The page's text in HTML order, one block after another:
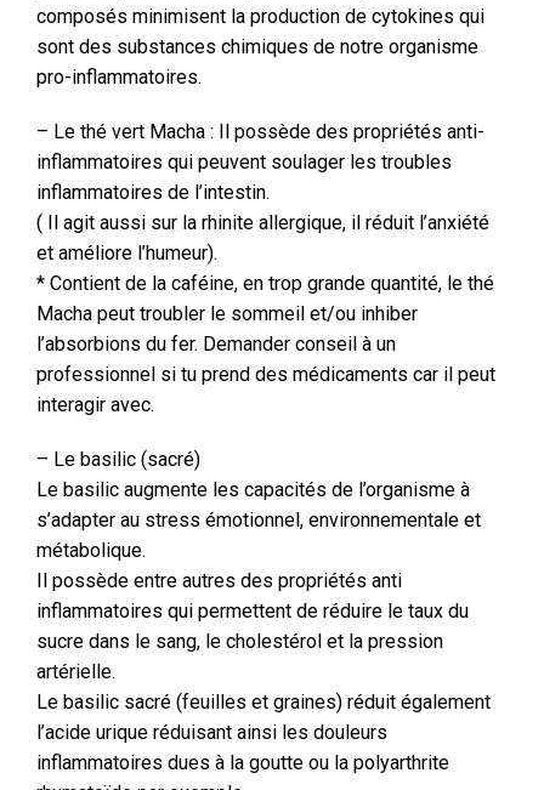
composés minimisent la production de cytokines qui
sont des substances chimiques de notre organisme
pro-inflammatoires.
– Le thé vert Macha : Il possède des propriétés anti-
inflammatoires qui peuvent soulager les troubles
inflammatoires de l’intestin.
( Il agit aussi sur la rhinite allergique, il réduit l’anxiété
et améliore l’humeur).
* Contient de la caféine, en trop grande quantité, le thé
Macha peut troubler le sommeil et/ou inhiber
l’absorbions du fer. Demander conseil à un
professionnel si tu prend des médicaments car il peut
interagir avec.
– Le basilic (sacré)
Le basilic augmente les capacités de l’organisme à
s’adapter au stress émotionnel, environnementale et
métabolique.
Il possède entre autres des propriétés anti
inflammatoires qui permettent de réduire le taux du
sucre dans le sang, le cholestérol et la pression
artérielle.
Le basilic sacré (feuilles et graines) réduit également
l’acide urique réduisant ainsi les douleurs
inflammatoires dues à la goutte ou la polyarthrite